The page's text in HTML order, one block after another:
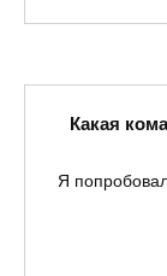
Какая
Я